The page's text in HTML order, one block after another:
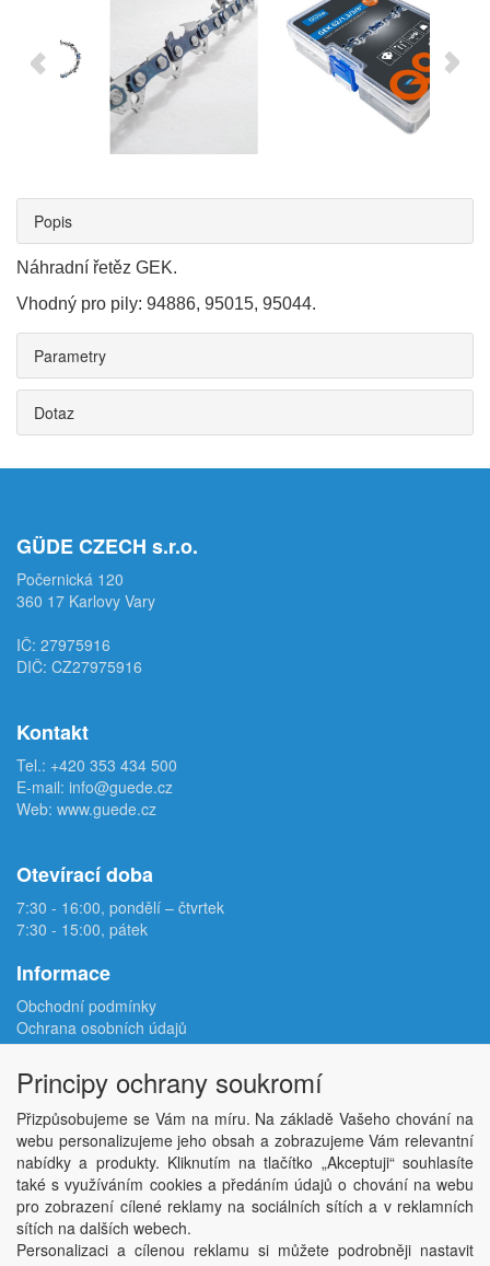
Popis
Náhradní řetěz GEK.
Vhodný pro pily: 94886, 95015, 95044.
Parametry
Dotaz
GÜDE CZECH s.r.o.
Počernická 120
360 17 Karlovy Vary
IČ: 27975916
DIČ: CZ27975916
Kontakt
Tel.: +420 353 434 500
E-mail: info@guede.cz
Web: www.guede.cz
Otevírací doba
7:30 - 16:00, pondělí – čtvrtek
7:30 - 15:00, pátek
Informace
Obchodní podmínky
Ochrana osobních údajů
Reklamační protokol
Odstoupení od smlouvy
Podmínky užití e-shopu
Doprava
Velkoobchod
Kontakt
Nastavení soukromí
Copyright © ABRA Software a.s. 2026,
Principy ochrany soukromí
Přizpůsobujeme se Vám na míru. Na základě Vašeho chování na
webu personalizujeme jeho obsah a zobrazujeme Vám relevantní
nabídky a produkty. Kliknutím na tlačítko „Akceptuji“ souhlasíte
také s využíváním cookies a předáním údajů o chování na webu
pro zobrazení cílené reklamy na sociálních sítích a v reklamních
sítích na dalších webech.
Personalizaci a cílenou reklamu si můžete podrobněji nastavit